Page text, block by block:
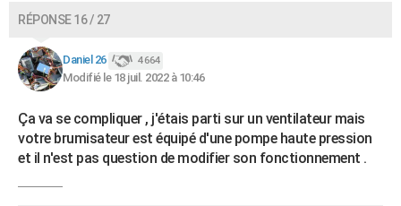
RÉPONSE 16 / 27
Daniel 26 4 664
Modifié le 18 juil. 2022 à 10:46
Ça va se compliquer , j'étais parti sur un ventilateur mais
votre brumisateur est équipé d'une pompe haute pression
et il n'est pas question de modifier son fonctionnement .